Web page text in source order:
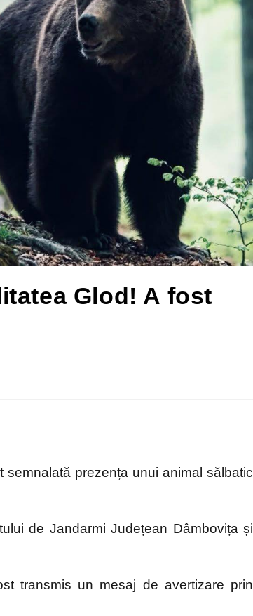
Glod! A fost
prezența unui animal sălbatic
de Jandarmi Județean Dâmbovița și
transmis un mesaj de avertizare prin